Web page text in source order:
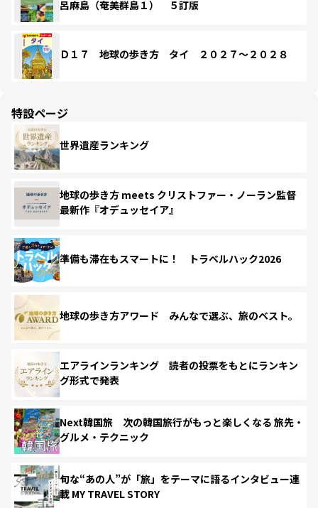
呂麻島（奄美群島１） ５訂版
Ｄ１７ 地球の歩き方 タイ ２０２７～２０２８
特設ページ
世界遺産ランキング
地球の歩き方 meets クリストファー・ノーラン監督
最新作『オデュッセイア』
準備も滞在もスマートに！ トラベルハック2026
地球の歩き方アワード みんなで選ぶ、旅のベスト。
エアラインランキング 読者の投票をもとにランキン
グ形式で発表
Next韓国旅 次の韓国旅行がもっと楽しくなる 旅先・
グルメ・テクニック
旬な“あの人”が「旅」をテーマに語るインタビュー連
載 MY TRAVEL STORY